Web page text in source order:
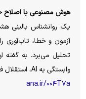
هوش مصنوعی با اصلاح
یک روانشناس بالینی
آزمون و خطا، تاب‌آوری
تحلیل می‌برد. به
وابستگی به AI، استقلال فکری را از انسان می‌گیرد.
ana.ir/۰۰۴T۷a